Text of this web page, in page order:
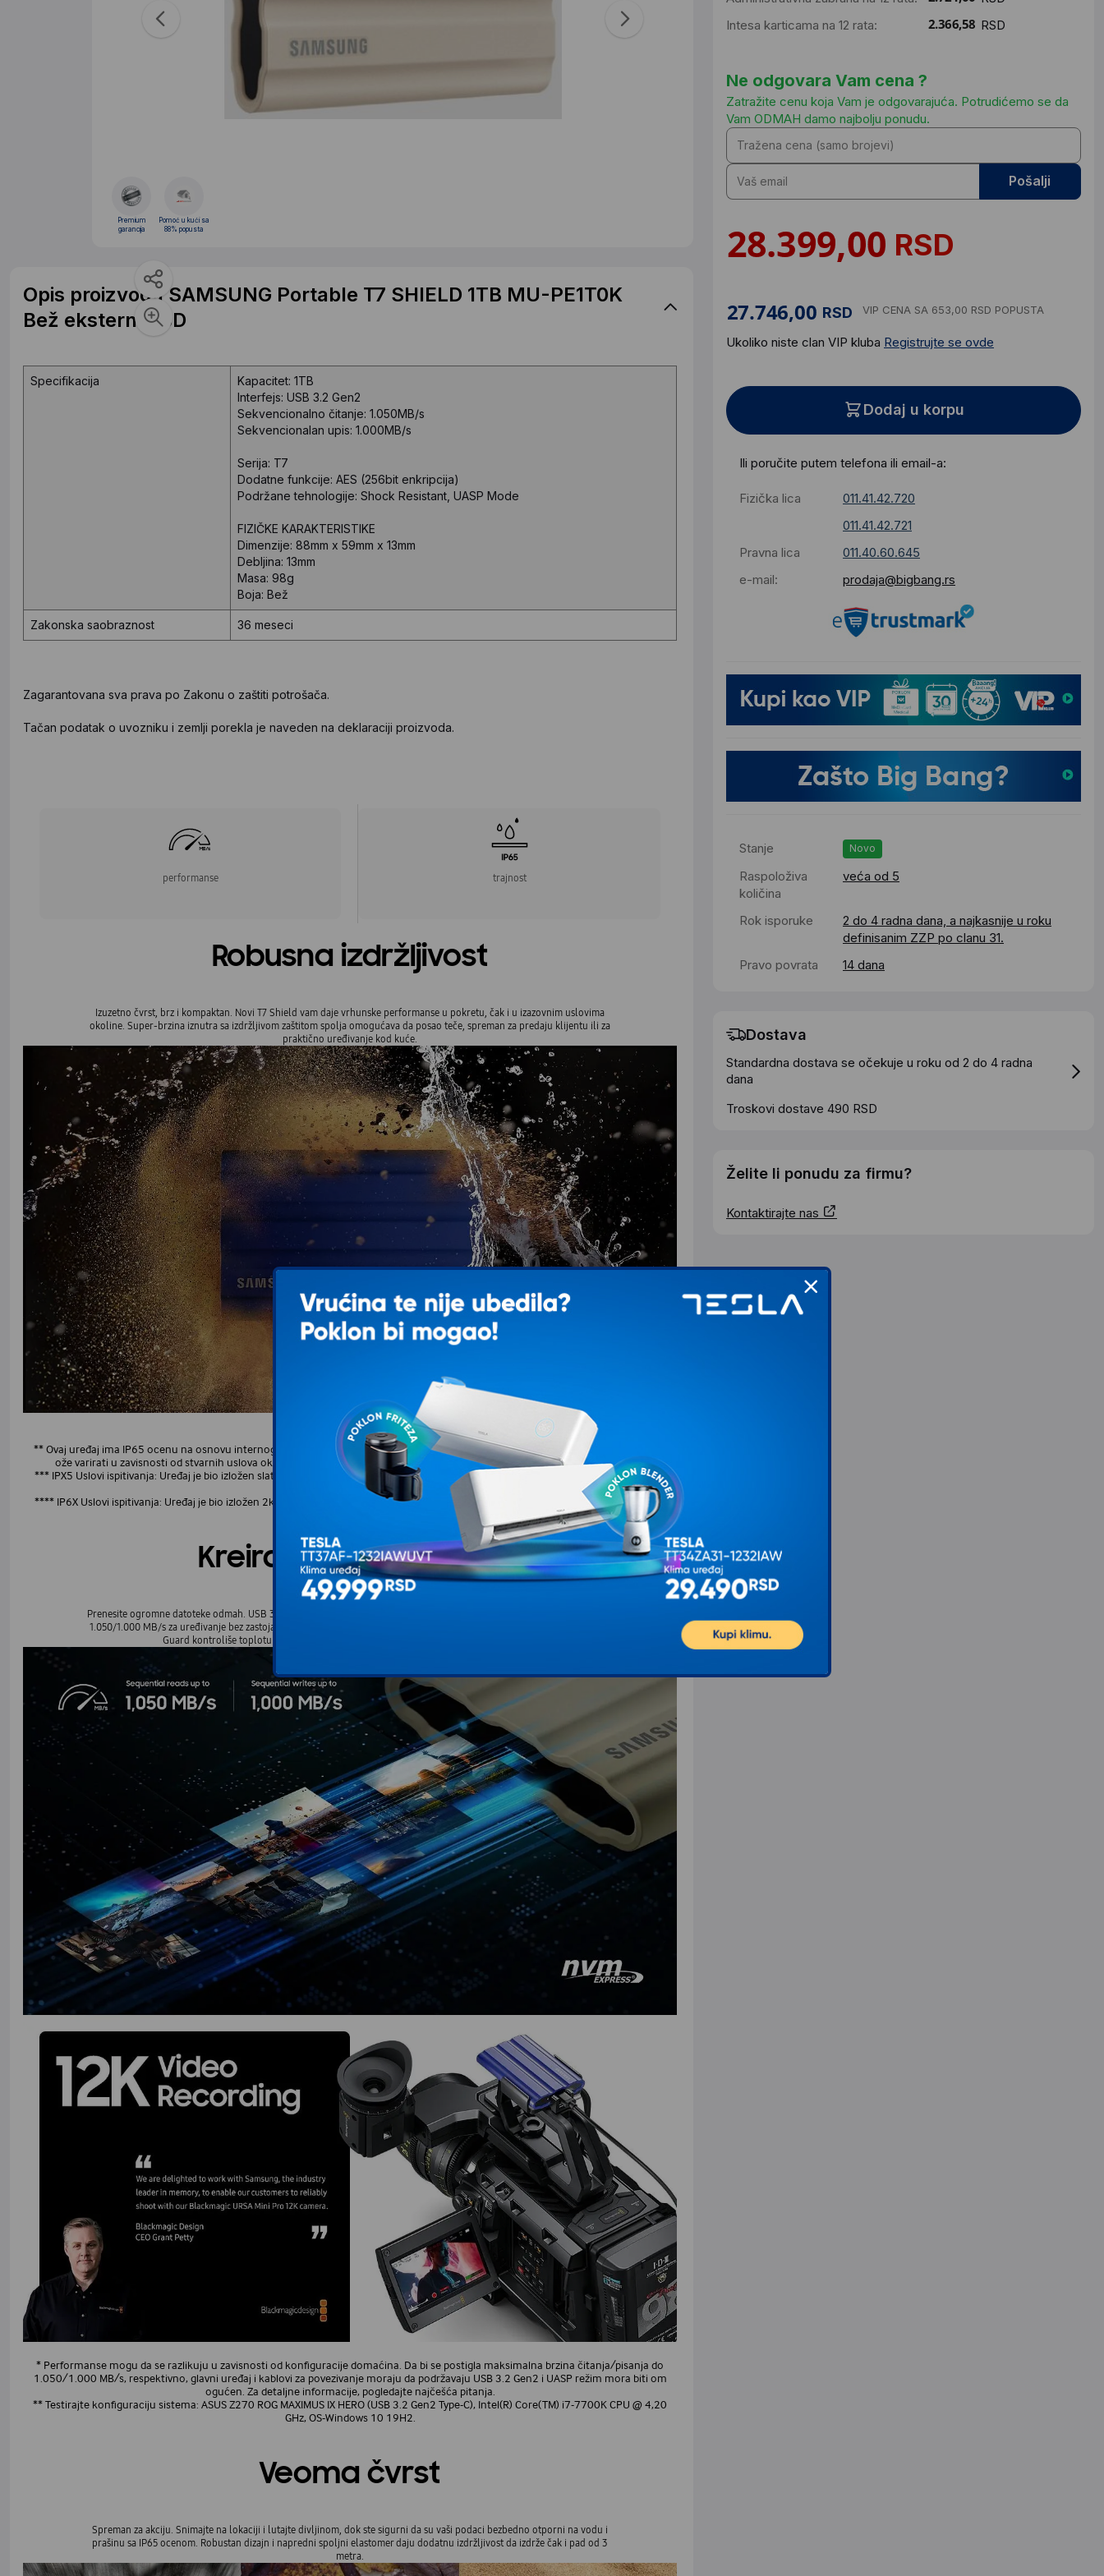
Intesa karticama na 12 rata:
RSD
Ne odgovara Vam cena ?
Zatražite cenu koja Vam je odgovarajuća. Potrudićemo se da
Vam ODMAH damo najbolju ponudu.
Pošalji
RSD
RSD VIP CENA SA 653,00 RSD POPUSTA
Ukoliko niste clan VIP kluba Registrujte se ovde
Dodaj u korpu
Ili poručite putem telefona ili email-a:
Fizička lica
011.41.42.720
011.41.42.721
Pravna lica
011.40.60.645
e-mail:
prodaja@bigbang.rs
Stanje Novo
Raspoloživa
količina
veća od 5
Rok isporuke
2 do 4 radna dana, a najkasnije u roku
definisanim ZZP po clanu 31.
Pravo povrata
14 dana
Dostava
Standardna dostava se očekuje u roku od 2 do 4 radna
dana
Troskovi dostave 490 RSD
Želite li ponudu za firmu?
Kontaktirajte nas
Premium
garancija
Pomoć u kući sa
88% popusta
Opis proizvoda SAMSUNG Portable T7 SHIELD 1TB MU-PE1T0K
Bež eksterni SSD
Specifikacija
Kapacitet: 1TB
Interfejs: USB 3.2 Gen2
Sekvencionalno čitanje: 1.050MB/s
Sekvencionalan upis: 1.000MB/s
Serija: T7
Dodatne funkcije: AES (256bit enkripcija)
Podržane tehnologije: Shock Resistant, UASP Mode
FIZIČKE KARAKTERISTIKE
Dimenzije: 88mm x 59mm x 13mm
Debljina: 13mm
Masa: 98g
Boja: Bež
Zakonska saobraznost 36 meseci
Zagarantovana sva prava po Zakonu o zaštiti potrošača.
Tačan podatak o uvozniku i zemlji porekla je naveden na deklaraciji proizvoda.
performanse trajnost
Robusna izdržljivost
Izuzetno čvrst, brz i kompaktan. Novi T7 Shield vam daje vrhunske performanse u pokretu, čak i u izazovnim uslovima
okoline. Super-brzina iznutra sa izdržljivom zaštitom spolja omogućava da posao teče, spreman za predaju klijentu ili za
praktično uređivanje kod kuće.
* Simulirana slika.
** Ovaj uređaj ima IP65 ocenu na osnovu internog testiranja sprovedenog u kontrolisanim uslovima. Otpornost na vodu i prašinu m
ože varirati u zavisnosti od stvarnih uslova okoline. Oštećenja uzrokovana tečnošću i prašinom nisu pokrivena garancijom.
*** IPX5 Uslovi ispitivanja: Uređaj je bio izložen slatkoj vodi koja je projektovana iz mlaznice (Φ6,3mm) udaljene 3 metra pri 12,5 l/mi
n tokom 3 minuta.
**** IP6X Uslovi ispitivanja: Uređaj je bio izložen 2kg/m³ aktivne prašine sa pritiskom ispod 2kPa tokom 8 sati u vakuumskoj komori.
Kreiraj punom parom
Prenesite ogromne datoteke odmah. USB 3.2 Gen 2 i PCIe® NVMe™ postižu velike sekvencijalne brzine čitanja/pisanja od
1.050/1.000 MB/s za uređivanje bez zastoja direktno sa diska. Eksterijer od gume visoke tehnologije sa Dynamic Thermal
Guard kontroliše toplotu kako bi održao stabilne performanse čak i za velike projekte.
* Performanse mogu da se razlikuju u zavisnosti od konfiguracije domaćina. Da bi se postigla maksimalna brzina čitanja/pisanja do
1.050/1.000 MB/s, respektivno, glavni uređaj i kablovi za povezivanje moraju da podržavaju USB 3.2 Gen2 i UASP režim mora biti om
ogućen. Za detaljne informacije, pogledajte najčešća pitanja.
** Testirajte konfiguraciju sistema: ASUS Z270 ROG MAXIMUS IX HERO (USB 3.2 Gen2 Type-C), Intel(R) Core(TM) i7-7700K CPU @ 4,20
GHz, OS-Windows 10 19H2.
Veoma čvrst
Spreman za akciju. Snimajte na lokaciji i lutajte divljinom, dok ste sigurni da su vaši podaci bezbedno otporni na vodu i
prašinu sa IP65 ocenom. Robustan dizajn i napredni spoljni elastomer daju dodatnu izdržljivost da izdrže čak i pad od 3
metra.